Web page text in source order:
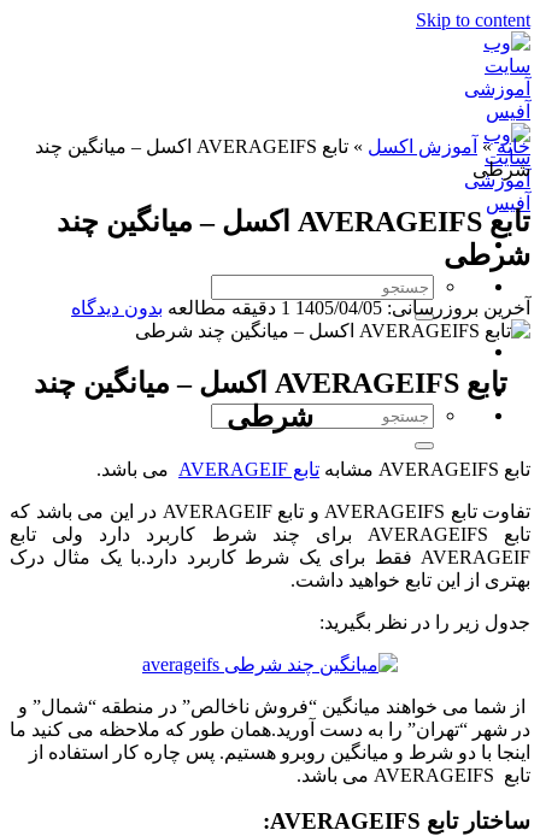
Skip to content
خانه» آموزش اکسل »
تابع AVERAGEIFS اکسل – میانگین چند
شرطی
تابع AVERAGEIFS اکسل – میانگین چند
شرطی
آخرین بروزرسانی: 1405/04/05 1 دقیقه مطالعه بدون دیدگاه
تابع AVERAGEIFS اکسل – میانگین چند
شرطی
تابع AVERAGEIFS مشابه تابع AVERAGEIF می باشد.
تفاوت تابع AVERAGEIFS و تابع AVERAGEIF در این می باشد که
تابع AVERAGEIFS برای چند شرط کاربرد دارد ولی تابع
AVERAGEIF فقط برای یک شرط کاربرد دارد.با یک مثال درک
بهتری از این تابع خواهید داشت.
جدول زیر را در نظر بگیرید:
از شما می خواهند میانگین “فروش ناخالص” در منطقه “شمال” و
در شهر “تهران” را به دست آورید.همان طور که ملاحظه می کنید ما
اینجا با دو شرط و میانگین روبرو هستیم. پس چاره کار استفاده از
تابع AVERAGEIFS می باشد.
ساختار تابع AVERAGEIFS: